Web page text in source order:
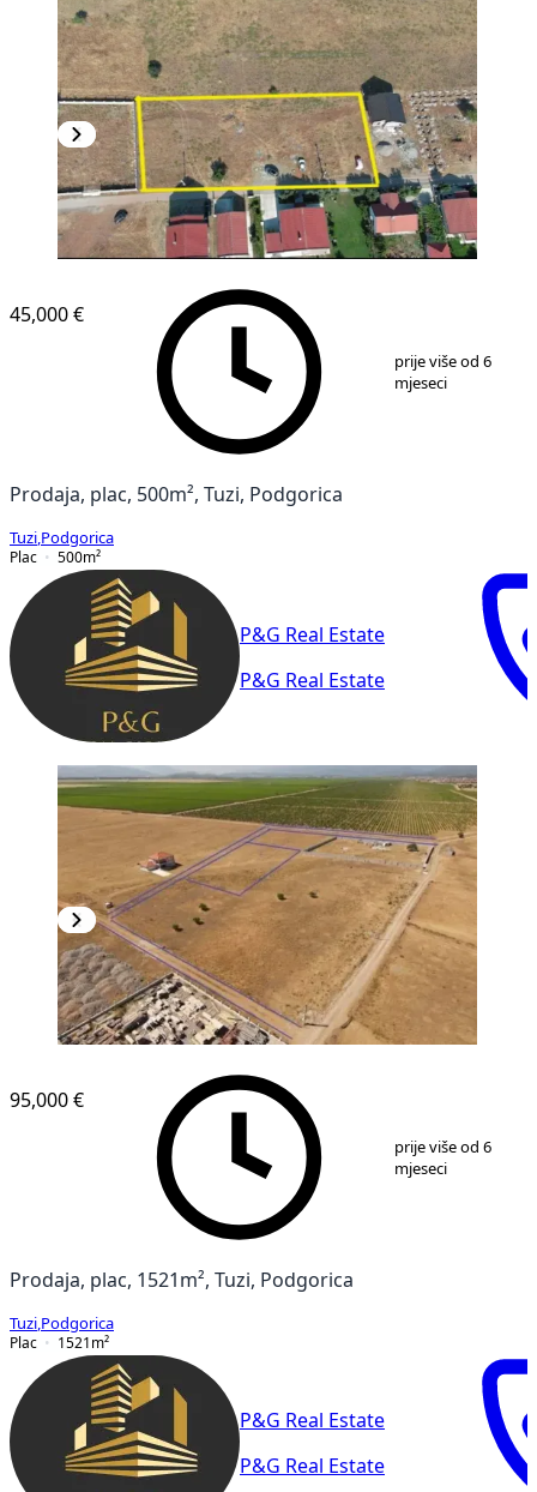
7
45,000 €
prije više od 6
mjeseci
Prodaja, plac, 500m², Tuzi, Podgorica
Tuzi Podgorica
Plac
500m²
P&G Real Estate
P&G Real Estate
2
95,000 €
prije više od 6
mjeseci
Prodaja, plac, 1521m², Tuzi, Podgorica
Tuzi Podgorica
Plac
1521 m²
P&G Real Estate
P&G Real Estate